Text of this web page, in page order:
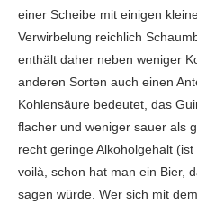
einer Scheibe mit einigen
Verwirbelung reichlich
enthält daher neben weniger
anderen Sorten auch einen
Kohlensäure bedeutet, das
flacher und weniger sauer als
recht geringe Alkoholgehalt
voilà, schon hat man ein Bier,
sagen würde. Wer sich mit